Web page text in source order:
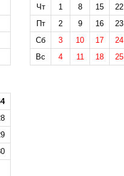
Чт
1 8 15 22
Пт
2 9 16 23
Сб
3 10 17
24
Вс
4 11 18 25